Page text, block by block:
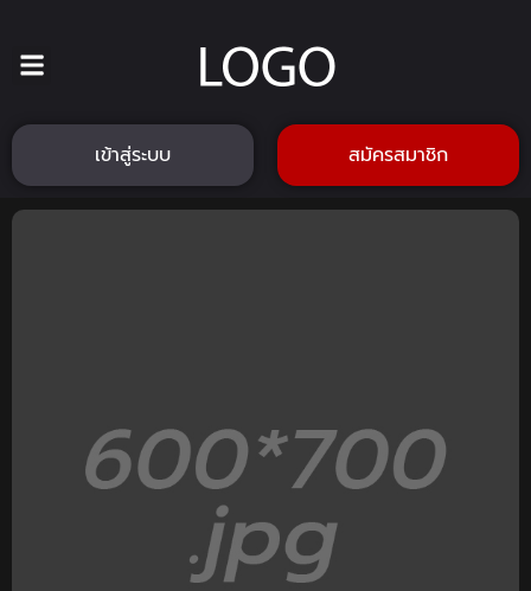
เข้าสู่ระบบ สมัครสมาชิก